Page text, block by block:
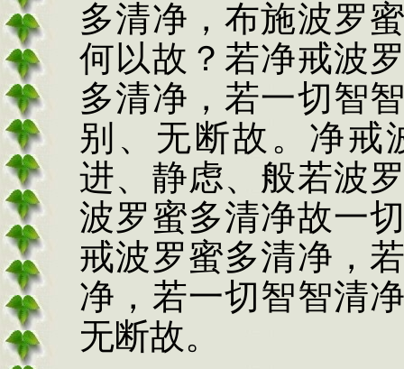
多清净，布施波罗
何以故？若净戒波
多清净，若一切智
别、无断故。净戒
进、静虑、般若波
波罗蜜多清净故一
戒波罗蜜多清净，
净，若一切智智清
无断故。